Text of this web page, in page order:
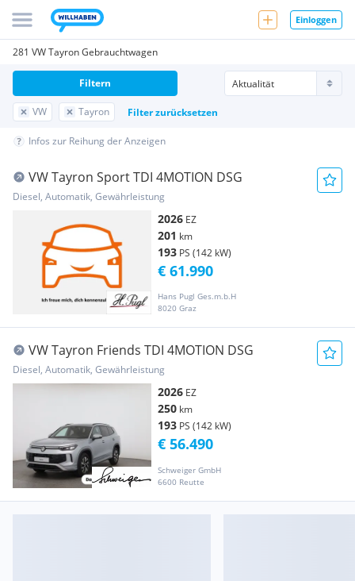
Einloggen
281 VW Tayron Gebrauchtwagen
VW Tayron Filter zurücksetzen
Filtern
Infos zur Reihung der Anzeigen
VW Tayron Sport TDI 4MOTION DSG
Diesel, Automatik, Gewährleistung
2026 EZ
201 km
193 PS (142 kW)
Hans Pugl Ges.m.b.H
8020 Graz
€ 61.990
VW Tayron Friends TDI 4MOTION DSG
Diesel, Automatik, Gewährleistung
2026 EZ
250 km
193 PS (142 kW)
Schweiger GmbH
6600 Reutte
€ 56.490